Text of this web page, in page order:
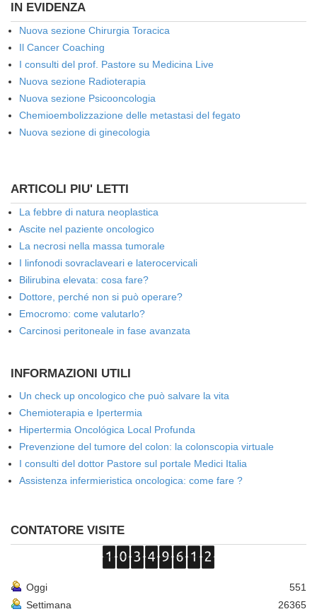
IN EVIDENZA
Nuova sezione Chirurgia Toracica
Il Cancer Coaching
I consulti del prof. Pastore su Medicina Live
Nuova sezione Radioterapia
Nuova sezione Psicooncologia
Chemioembolizzazione delle metastasi del fegato
Nuova sezione di ginecologia
ARTICOLI PIU' LETTI
La febbre di natura neoplastica
Ascite nel paziente oncologico
La necrosi nella massa tumorale
I linfonodi sovraclaveari e laterocervicali
Bilirubina elevata: cosa fare?
Dottore, perché non si può operare?
Emocromo: come valutarlo?
Carcinosi peritoneale in fase avanzata
INFORMAZIONI UTILI
Un check up oncologico che può salvare la vita
Chemioterapia e Ipertermia
Hipertermia Oncológica Local Profunda
Prevenzione del tumore del colon: la colonscopia virtuale
I consulti del dottor Pastore sul portale Medici Italia
Assistenza infermieristica oncologica: come fare ?
CONTATORE VISITE
Oggi
551
Settimana
26365